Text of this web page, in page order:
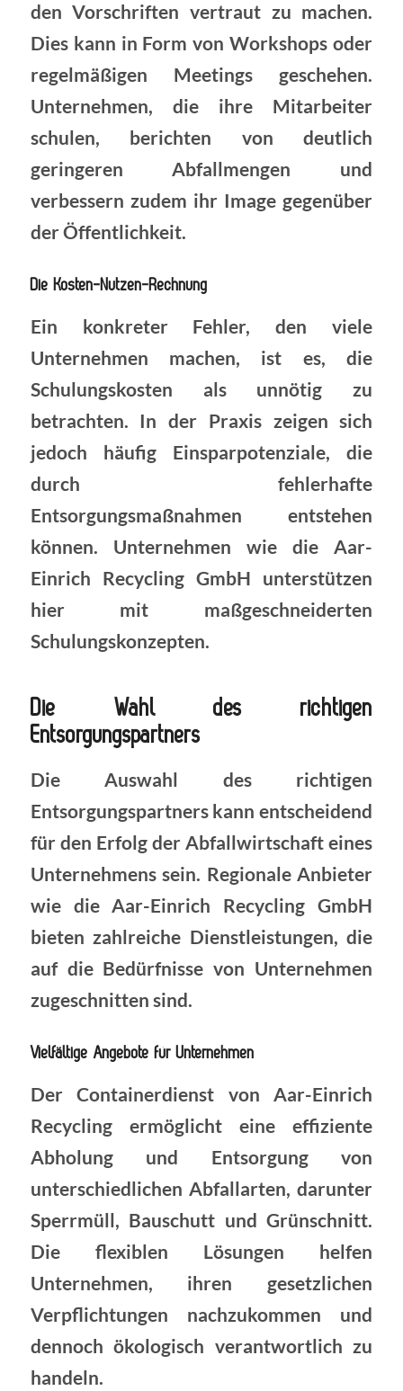
den Vorschriften vertraut zu machen.
Dies kann in Form von Workshops oder
regelmäßigen Meetings geschehen.
Unternehmen, die ihre Mitarbeiter
schulen, berichten von deutlich
geringeren Abfallmengen und
verbessern zudem ihr Image gegenüber
der Öffentlichkeit.
Die Kosten-Nutzen-Rechnung
Ein konkreter Fehler, den viele
Unternehmen machen, ist es, die
Schulungskosten als unnötig zu
betrachten. In der Praxis zeigen sich
jedoch häufig Einsparpotenziale, die
durch fehlerhafte
Entsorgungsmaßnahmen entstehen
können. Unternehmen wie die Aar-
Einrich Recycling GmbH unterstützen
hier mit maßgeschneiderten
Schulungskonzepten.
Die Wahl des richtigen
Entsorgungspartners
Die Auswahl des richtigen
Entsorgungspartners kann entscheidend
für den Erfolg der Abfallwirtschaft eines
Unternehmens sein. Regionale Anbieter
wie die Aar-Einrich Recycling GmbH
bieten zahlreiche Dienstleistungen, die
auf die Bedürfnisse von Unternehmen
zugeschnitten sind.
Vielfältige Angebote für Unternehmen
Der Containerdienst von Aar-Einrich
Recycling ermöglicht eine effiziente
Abholung und Entsorgung von
unterschiedlichen Abfallarten, darunter
Sperrmüll, Bauschutt und Grünschnitt.
Die flexiblen Lösungen helfen
Unternehmen, ihren gesetzlichen
Verpflichtungen nachzukommen und
dennoch ökologisch verantwortlich zu
handeln.